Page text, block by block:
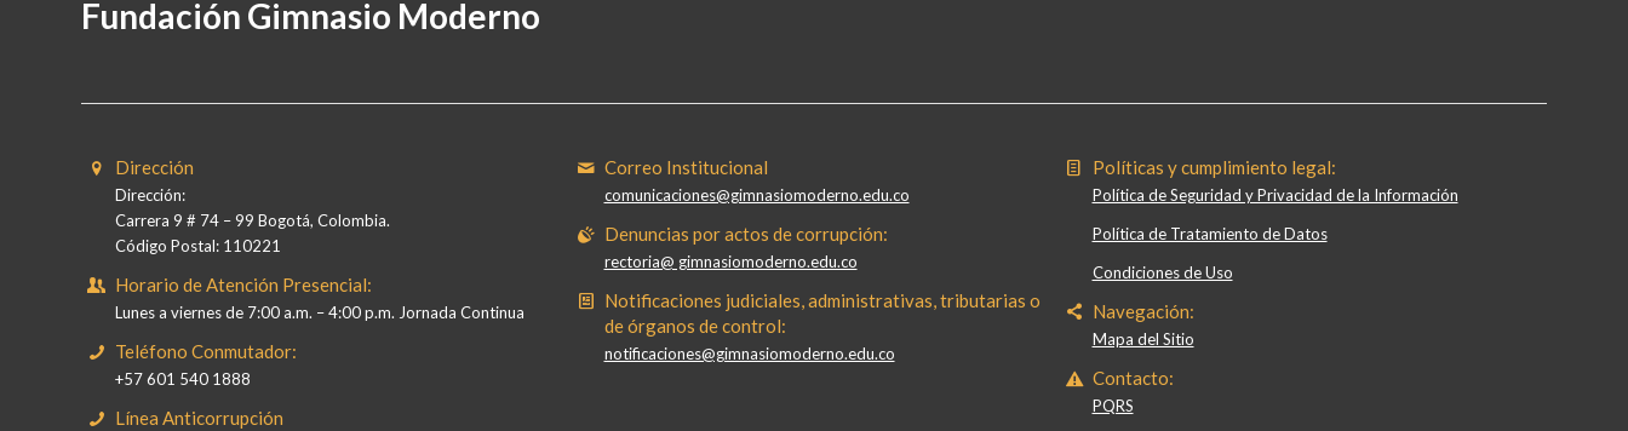
Fundación Gimnasio Moderno
Dirección
Dirección:
Carrera 9 # 74 – 99 Bogotá, Colombia.
Código Postal: 110221
Horario de Atención Presencial:
Lunes a viernes de 7:00 a.m. – 4:00 p.m. Jornada Continua
Teléfono Conmutador:
+57 601 540 1888
Línea Anticorrupción
Correo Institucional
comunicaciones@gimnasiomoderno.edu.co
Denuncias por actos de corrupción:
rectoria@ gimnasiomoderno.edu.co
Notificaciones judiciales, administrativas, tributarias o
de órganos de control:
notificaciones@gimnasiomoderno.edu.co
Políticas y cumplimiento legal:
Política de Seguridad y Privacidad de la Información
Política de Tratamiento de Datos
Condiciones de Uso
Navegación:
Mapa del Sitio
Contacto:
PQRS